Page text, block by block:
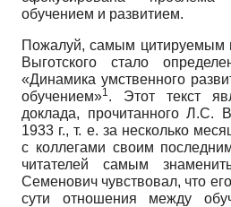
обучением и развитием.
Пожалуй, самым цитируемым
Выготского стало
«Динамика умственного
обучением»1. Этот текст
доклада, прочитанного Л.С.
1933 г., т. е. за несколько
с коллегами своим
читателей самым
Семенович чувствовал, что
сути отношения между